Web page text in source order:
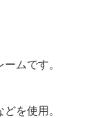
ムです。
を使用。